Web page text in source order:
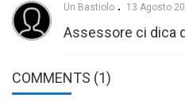
Un Bastiolo 13 Agosto
Assessore ci dica
COMMENTS (1)